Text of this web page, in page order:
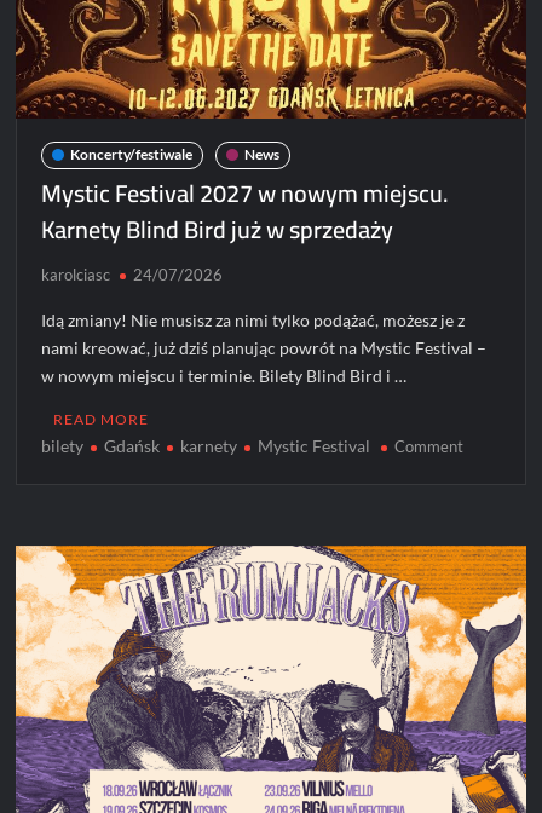
Koncerty/festiwale News
Mystic Festival 2027 w nowym miejscu.
Karnety Blind Bird już w sprzedaży
karolciasc 24/07/2026
Idą zmiany! Nie musisz za nimi tylko podążać, możesz je z
nami kreować, już dziś planując powrót na Mystic Festival –
w nowym miejscu i terminie. Bilety Blind Bird i …
READ MORE
bilety Gdańsk karnety Mystic Festival Commenton
w
nowym
miejscu.
Karnety
Blind
Bird
już
w
sprzedaży